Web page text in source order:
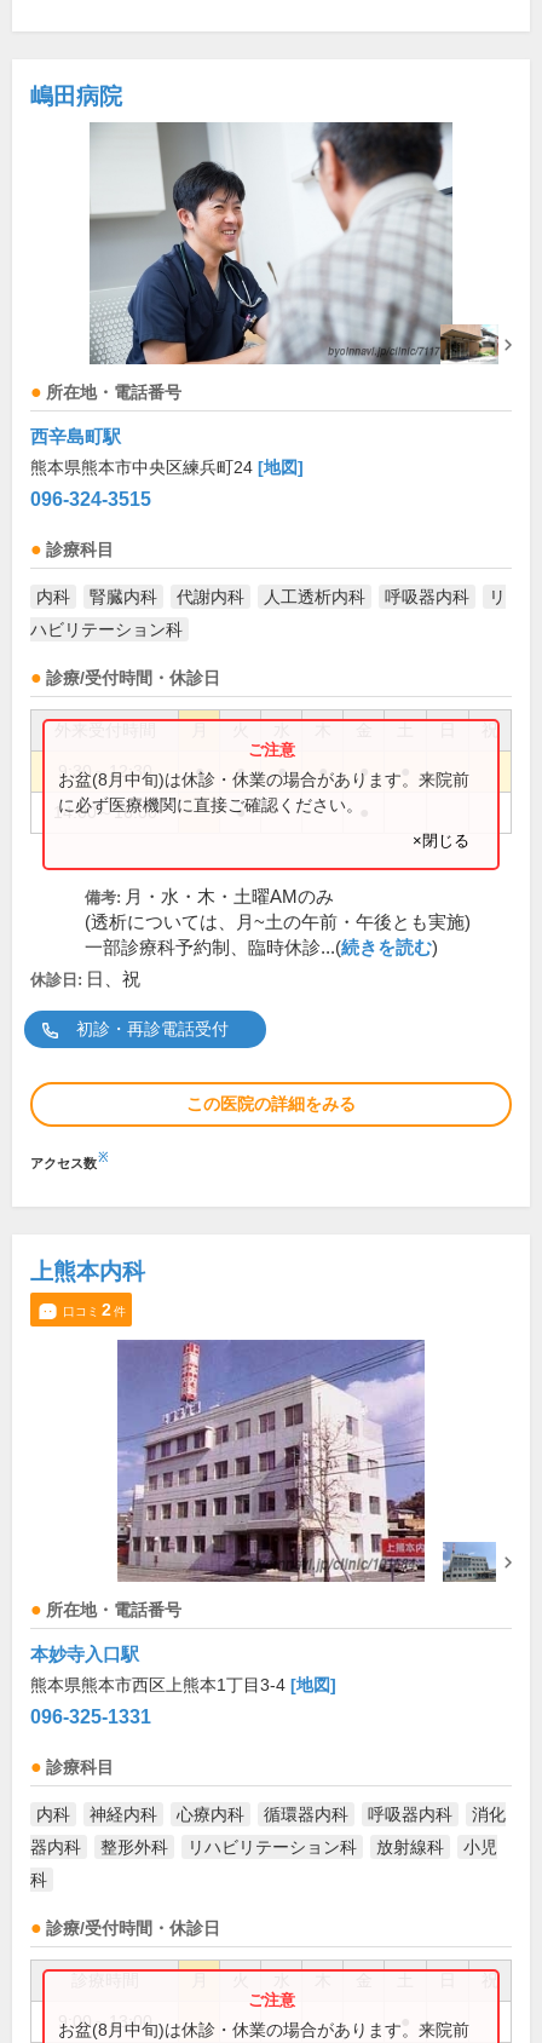
嶋田病院
所在地・電話番号
西辛島町駅
熊本県熊本市中央区練兵町24 [地図]
096-324-3515
診療科目
内科 腎臓内科 代謝内科 人工透析内科 呼吸器内科
リ
ハビリテーション科
診療/受付時間・休診日
祝
9:30～12:30 ● ● ● ● ●
14:00～16:00 ●
お盆(8月中旬)は休診・休業の場合があります。来院前
に必ず医療機関に直接ご確認ください。
×閉じる
備考: 月・水・木・土曜AMのみ
(透析については、月~土の午前・午後とも実施)
一部診療科予約制、臨時休診...(続きを読む)
休診日: 日、祝
初診・再診電話受付
この医院の詳細をみる
アクセス数※
上熊本内科
口コミ 2件
所在地・電話番号
本妙寺入口駅
熊本県熊本市西区上熊本1丁目3-4 [地図]
096-325-1331
診療科目
内科 神経内科 心療内科 循環器内科 呼吸器内科
消化
器内科
整形外科 リハビリテーション科 放射線科
小児
科
診療/受付時間・休診日
祝
9:00～13:00
お盆(8月中旬)は休診・休業の場合があります。来院前